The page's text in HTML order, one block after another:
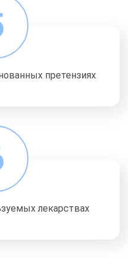
претензиях
лекарствах